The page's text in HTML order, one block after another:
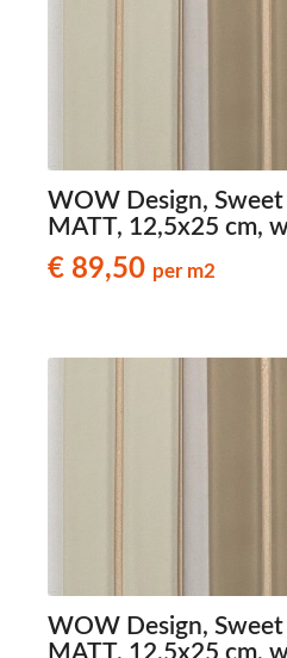
WOW Design, Sweet
MATT, 12,5x25 cm,
reliëf
€ 89,50 per m2
WOW Design,